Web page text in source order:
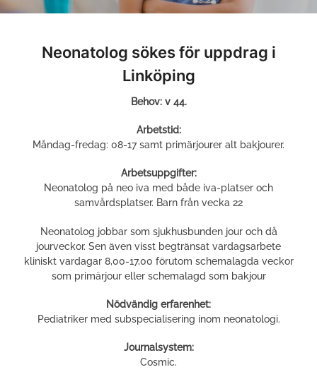
Neonatolog sökes för uppdrag i
Linköping
Behov: v 44.
Arbetstid:
Måndag-fredag: 08-17 samt primärjourer alt bakjourer.
Arbetsuppgifter:
Neonatolog på neo iva med både iva-platser och
samvårdsplatser. Barn från vecka 22
Neonatolog jobbar som sjukhusbunden jour och då
jourveckor. Sen även visst begtränsat vardagsarbete
kliniskt vardagar 8,00-17,00 förutom schemalagda veckor
som primärjour eller schemalagd som bakjour
Nödvändig erfarenhet:
Pediatriker med subspecialisering inom neonatologi.
Journalsystem:
Cosmic.